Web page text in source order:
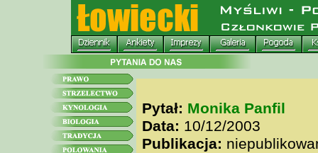
Pytał: Monika Panfil
Data: 10/12/2003
Publikacja: